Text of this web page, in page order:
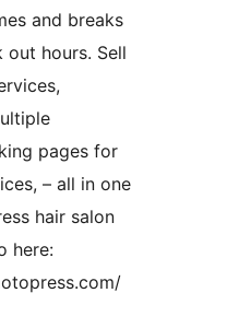
and breaks
hours. Sell
pages for
– all in one
hair salon
here: